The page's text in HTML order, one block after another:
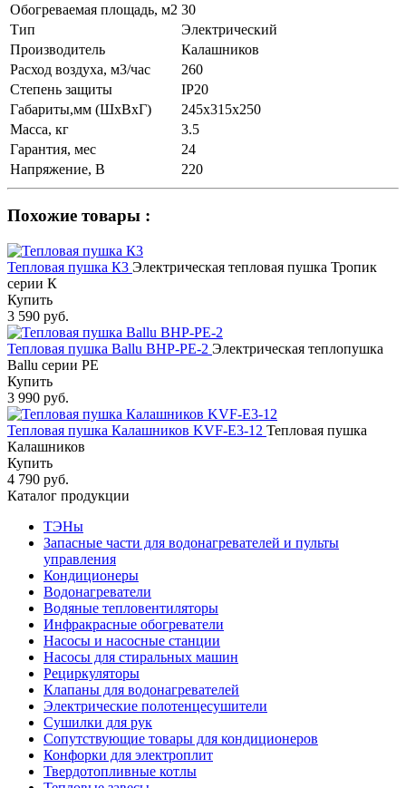
Обогреваемая площадь, м2 30
Тип
Электрический
Производитель
Калашников
Расход воздуха, м3/час
260
Степень защиты
IP20
Габариты,мм (ШхВхГ)
245x315x250
Масса, кг
3.5
Гарантия, мес
24
Напряжение, В
220
Похожие товары :
Тепловая пушка К3 Электрическая тепловая пушка Тропик
серии К
Купить
3 590 руб.
Тепловая пушка Ballu BHP-PE-2 Электрическая теплопушка
Ballu серии PE
Купить
3 990 руб.
Тепловая пушка Калашников KVF-E3-12 Тепловая пушка
Калашников
Купить
4 790 руб.
Каталог продукции
ТЭНы
Запасные части для водонагревателей и пульты
управления
Кондиционеры
Водонагреватели
Водяные тепловентиляторы
Инфракрасные обогреватели
Насосы и насосные станции
Насосы для стиральных машин
Рециркуляторы
Клапаны для водонагревателей
Электрические полотенцесушители
Сушилки для рук
Сопутствующие товары для кондиционеров
Конфорки для электроплит
Твердотопливные котлы